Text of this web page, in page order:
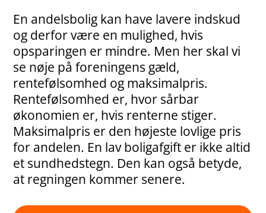
En andelsbolig kan have lavere indskud
og derfor være en mulighed, hvis
opsparingen er mindre. Men her skal vi
se nøje på foreningens gæld,
rentefølsomhed og maksimalpris.
Rentefølsomhed er, hvor sårbar
økonomien er, hvis renterne stiger.
Maksimalpris er den højeste lovlige pris
for andelen. En lav boligafgift er ikke altid
et sundhedstegn. Den kan også betyde,
at regningen kommer senere.